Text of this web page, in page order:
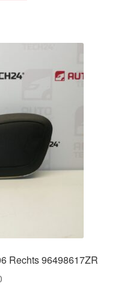
Rechts 96498617ZR